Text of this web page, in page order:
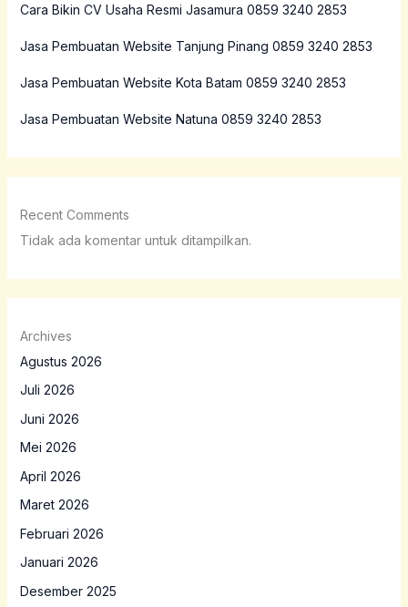
Cara Bikin CV Usaha Resmi Jasamura 0859 3240 2853
Jasa Pembuatan Website Tanjung Pinang 0859 3240 2853
Jasa Pembuatan Website Kota Batam 0859 3240 2853
Jasa Pembuatan Website Natuna 0859 3240 2853
Recent Comments
Tidak ada komentar untuk ditampilkan.
Archives
Agustus 2026
Juli 2026
Juni 2026
Mei 2026
April 2026
Maret 2026
Februari 2026
Januari 2026
Desember 2025